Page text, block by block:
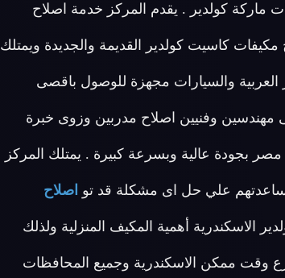
ماركة كولدير . يقدم المركز خدمة اصلاح
كاسيت كولدير القديمة والجديدة ويمتلك
والسيارات مجهزة للوصول باقصى
مهندسين وفنيين اصلاح مدربين وزوى خبرة
بجودة عالية وبسرعة كبيرة . يمتلك المركز
علي حل اى مشكلة قد تو اصلاح
الاسكندرية أهمية المكيف المنزلية ولذلك
وقت ممكن الاسكندرية وجميع المحافظات